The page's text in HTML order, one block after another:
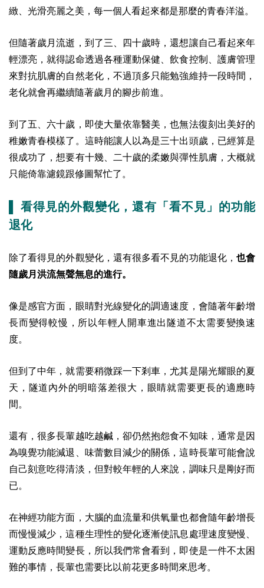
緻、光滑亮麗之美，每一個人看起來都是那麼的青春洋溢。
但隨著歲月流逝，到了三、四十歲時，還想讓自己看起來年
輕漂亮，就得認命透過各種運動保健、飲食控制、護膚管理
來對抗肌膚的自然老化，不過頂多只能勉強維持一段時間，
老化就會再繼續隨著歲月的腳步前進。
到了五、六十歲，即使大量依靠醫美，也無法復刻出美好的
稚嫩青春模樣了。這時能讓人以為是三十出頭歲，已經算是
很成功了，想要有十幾、二十歲的柔嫩與彈性肌膚，大概就
只能倚靠濾鏡跟修圖幫忙了。
▌ 看得見的外觀變化，還有「看不見」的功能
退化
除了看得見的外觀變化，還有很多看不見的功能退化， 也會
隨歲月洪流無聲無息的進行。
像是感官方面，眼睛對光線變化的調適速度，會隨著年齡增
長而變得較慢，所以年輕人開車進出隧道不太需要變換速
度。
但到了中年，就需要稍微踩一下剎車，尤其是陽光耀眼的夏
天，隧道內外的明暗落差很大，眼睛就需要更長的適應時
間。
還有，很多長輩越吃越鹹，卻仍然抱怨食不知味，通常是因
為嗅覺功能減退、味蕾數目減少的關係，這時長輩可能會說
自己刻意吃得清淡，但對較年輕的人來說，調味只是剛好而
已。
在神經功能方面，大腦的血流量和供氧量也都會隨年齡增長
而慢慢減少，這種生理性的變化逐漸使訊息處理速度變慢、
運動反應時間變長，所以我們常會看到，即使是一件不太困
難的事情，長輩也需要比以前花更多時間來思考。